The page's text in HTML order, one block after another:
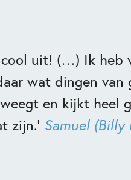
cool uit! (…) Ik heb
wat dingen van
en kijkt heel
zijn.’ Samuel (Billy